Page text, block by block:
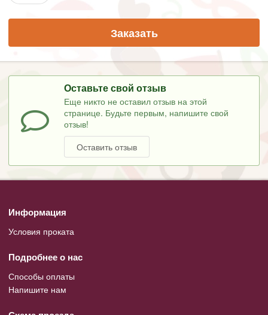
Заказать
Оставьте свой отзыв
Еще никто не оставил отзыв на этой
странице. Будьте первым, напишите свой
отзыв!
Оставить отзыв
Информация
Условия проката
Подробнее о нас
Способы оплаты
Напишите нам